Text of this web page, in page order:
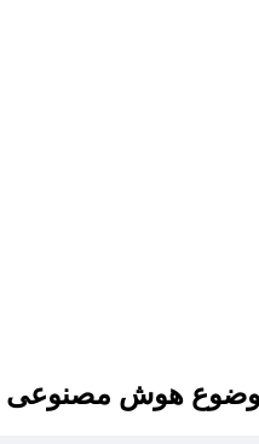
موضوع هوش مصنوعی